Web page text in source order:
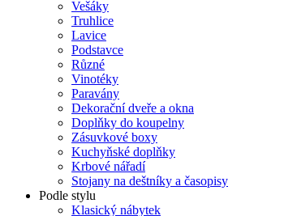
Vešáky
Truhlice
Lavice
Podstavce
Různé
Vinotéky
Paravány
Dekorační dveře a okna
Doplňky do koupelny
Zásuvkové boxy
Kuchyňské doplňky
Krbové nářadí
Stojany na deštníky a časopisy
Podle stylu
Klasický nábytek